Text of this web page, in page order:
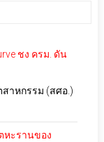
ชง ครม. ดัน
สาหกรรม (สศอ.)
หะรานของ